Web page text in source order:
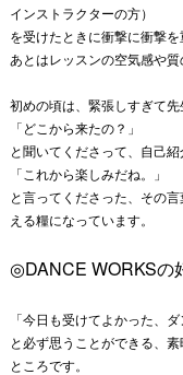
インストラクターの方）
を受けたときに衝撃に衝撃を
あとはレッスンの空気感や質
初めの頃は、 緊張しすぎて
「どこから来たの？」
と聞いてくださって、自己
「これから楽しみだね。」
と言ってくださった、その言
える糧になっています。
◎DANCE WORKSの
「今日も受けてよかった、
と必ず思うことができる、 素
ところです。